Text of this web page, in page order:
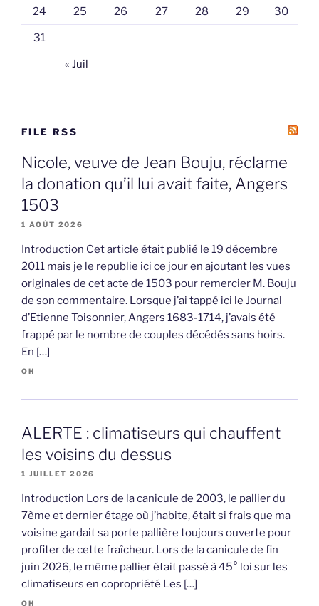
24 25 26 27 28 29 30
31
« Juil
FILE RSS
Nicole, veuve de Jean Bouju, réclame
la donation qu’il lui avait faite, Angers
1503
1 AOÛT 2026
Introduction Cet article était publié le 19 décembre
2011 mais je le republie ici ce jour en ajoutant les vues
originales de cet acte de 1503 pour remercier M. Bouju
de son commentaire. Lorsque j’ai tappé ici le Journal
d’Etienne Toisonnier, Angers 1683-1714, j’avais été
frappé par le nombre de couples décédés sans hoirs.
En […]
OH
ALERTE : climatiseurs qui chauffent
les voisins du dessus
1 JUILLET 2026
Introduction Lors de la canicule de 2003, le pallier du
7ème et dernier étage où j’habite, était si frais que ma
voisine gardait sa porte pallière toujours ouverte pour
profiter de cette fraîcheur. Lors de la canicule de fin
juin 2026, le même pallier était passé à 45° loi sur les
climatiseurs en copropriété Les […]
OH